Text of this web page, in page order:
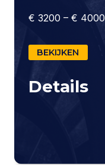
€ 3200 – € 4000
BEKIJKEN
Details